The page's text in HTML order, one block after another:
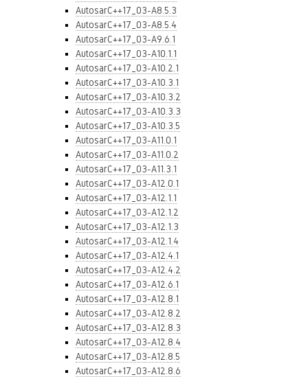
AutosarC++17_03-A8.5.3
AutosarC++17_03-A8.5.4
AutosarC++17_03-A9.6.1
AutosarC++17_03-A10.1.1
AutosarC++17_03-A10.2.1
AutosarC++17_03-A10.3.1
AutosarC++17_03-A10.3.2
AutosarC++17_03-A10.3.3
AutosarC++17_03-A10.3.5
AutosarC++17_03-A11.0.1
AutosarC++17_03-A11.0.2
AutosarC++17_03-A11.3.1
AutosarC++17_03-A12.0.1
AutosarC++17_03-A12.1.1
AutosarC++17_03-A12.1.2
AutosarC++17_03-A12.1.3
AutosarC++17_03-A12.1.4
AutosarC++17_03-A12.4.1
AutosarC++17_03-A12.4.2
AutosarC++17_03-A12.6.1
AutosarC++17_03-A12.8.1
AutosarC++17_03-A12.8.2
AutosarC++17_03-A12.8.3
AutosarC++17_03-A12.8.4
AutosarC++17_03-A12.8.5
AutosarC++17_03-A12.8.6